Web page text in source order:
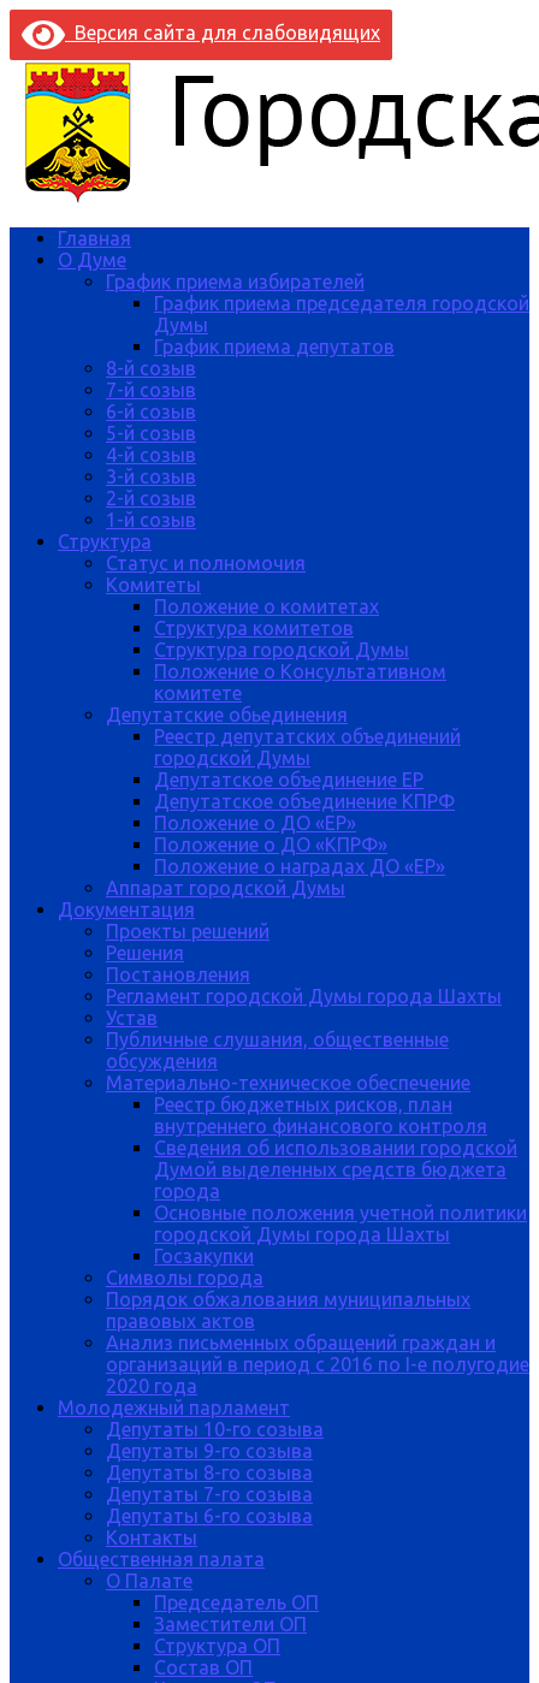
Версия сайта для слабовидящих
Главная
О Думе
График приема избирателей
График приема председателя городской
Думы
График приема депутатов
8-й созыв
7-й созыв
6-й созыв
5-й созыв
4-й созыв
3-й созыв
2-й созыв
1-й созыв
Структура
Статус и полномочия
Комитеты
Положение о комитетах
Структура комитетов
Структура городской Думы
Положение о Консультативном
комитете
Депутатские обьединения
Реестр депутатских объединений
городской Думы
Депутатское объединение ЕР
Депутатское объединение КПРФ
Положение о ДО «ЕР»
Положение о ДО «КПРФ»
Положение о наградах ДО «ЕР»
Аппарат городской Думы
Документация
Проекты решений
Решения
Постановления
Регламент городской Думы города Шахты
Устав
Публичные слушания, общественные
обсуждения
Материально-техническое обеспечение
Реестр бюджетных рисков, план
внутреннего финансового контроля
Сведения об использовании городской
Думой выделенных средств бюджета
города
Основные положения учетной политики
городской Думы города Шахты
Госзакупки
Символы города
Порядок обжалования муниципальных
правовых актов
Анализ письменных обращений граждан и
организаций в период с 2016 по I-е полугодие
2020 года
Молодежный парламент
Депутаты 10-го созыва
Депутаты 9-го созыва
Депутаты 8-го созыва
Депутаты 7-го созыва
Депутаты 6-го созыва
Контакты
Общественная палата
О Палате
Председатель ОП
Заместители ОП
Структура ОП
Состав ОП